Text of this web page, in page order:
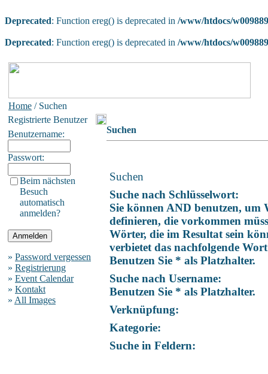
Deprecated: Function ereg() is deprecated in /www/htdocs/
Deprecated: Function ereg() is deprecated in /www/htdocs/
Home / Suchen
Registrierte Benutzer
Benutzername:
Passwort:
Beim nächsten
Besuch
automatisch
anmelden?
» Password vergessen
» Registrierung
» Event Calendar
» Kontakt
» All Images
Suchen
Suchen
Suche nach Schlüsselwort:
Sie können AND benutzen, um
definieren, die vorkommen
Wörter, die im Resultat sein
verbietet das nachfolgende
Benutzen Sie * als Platzhalter.
Suche nach Username:
Benutzen Sie * als Platzhalter.
Verknüpfung:
Kategorie:
Suche in Feldern: